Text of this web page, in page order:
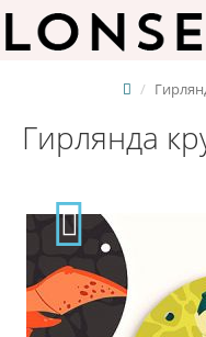
Гирлянда